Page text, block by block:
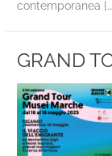
contemporanea
GRAND